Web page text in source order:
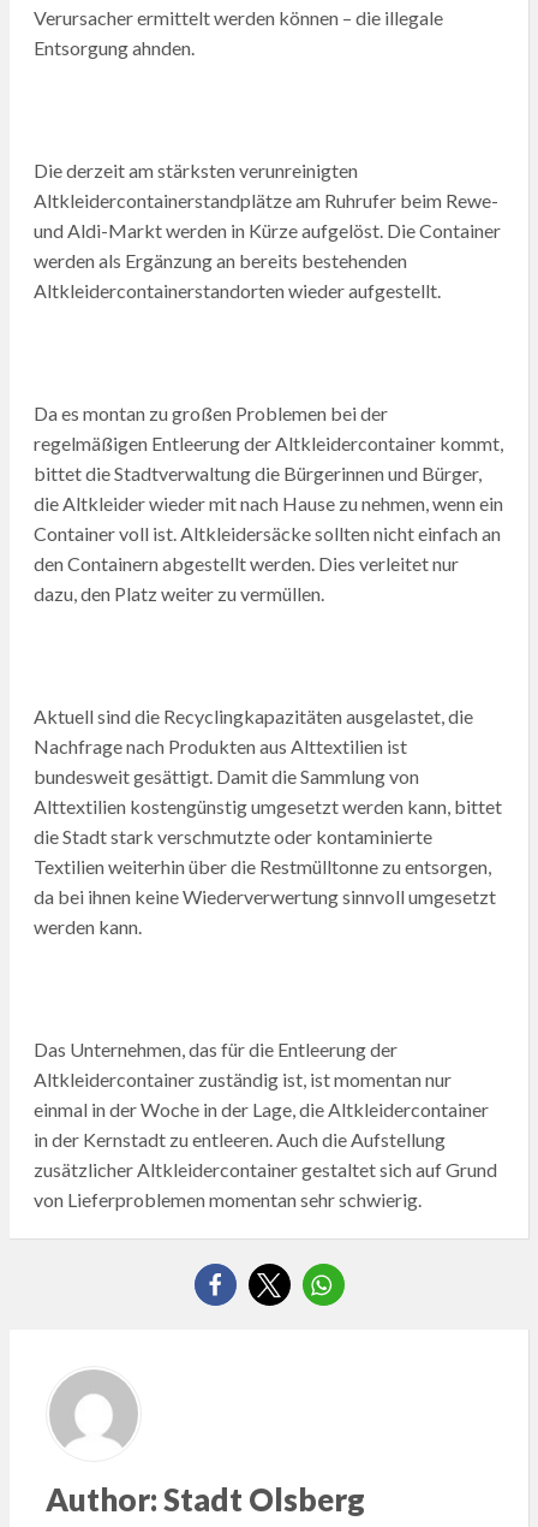
Verursacher ermittelt werden können – die illegale
Entsorgung ahnden.
Die derzeit am stärksten verunreinigten
Altkleidercontainerstandplätze am Ruhrufer beim Rewe-
und Aldi-Markt werden in Kürze aufgelöst. Die Container
werden als Ergänzung an bereits bestehenden
Altkleidercontainerstandorten wieder aufgestellt.
Da es montan zu großen Problemen bei der
regelmäßigen Entleerung der Altkleidercontainer kommt,
bittet die Stadtverwaltung die Bürgerinnen und Bürger,
die Altkleider wieder mit nach Hause zu nehmen, wenn ein
Container voll ist. Altkleidersäcke sollten nicht einfach an
den Containern abgestellt werden. Dies verleitet nur
dazu, den Platz weiter zu vermüllen.
Aktuell sind die Recyclingkapazitäten ausgelastet, die
Nachfrage nach Produkten aus Alttextilien ist
bundesweit gesättigt. Damit die Sammlung von
Alttextilien kostengünstig umgesetzt werden kann, bittet
die Stadt stark verschmutzte oder kontaminierte
Textilien weiterhin über die Restmülltonne zu entsorgen,
da bei ihnen keine Wiederverwertung sinnvoll umgesetzt
werden kann.
Das Unternehmen, das für die Entleerung der
Altkleidercontainer zuständig ist, ist momentan nur
einmal in der Woche in der Lage, die Altkleidercontainer
in der Kernstadt zu entleeren. Auch die Aufstellung
zusätzlicher Altkleidercontainer gestaltet sich auf Grund
von Lieferproblemen momentan sehr schwierig.
Author:Stadt Olsberg